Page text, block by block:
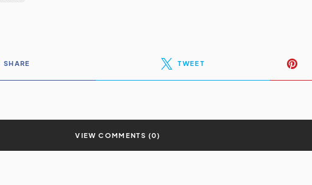
SHARE TWEET
VIEW COMMENTS (0)